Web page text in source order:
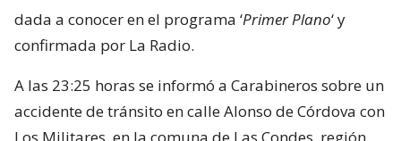
VER RESUMEN
El periodista José Antonio Neme sufrió un accidente
de tránsito la noche de este viernes. La noticia fue